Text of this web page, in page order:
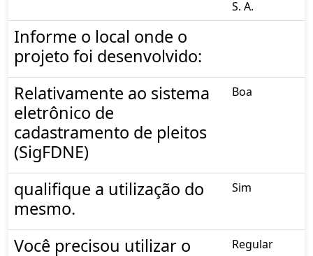
S. A.
Informe o local onde o
projeto foi desenvolvido:
Relativamente ao sistema
eletrônico de
cadastramento de pleitos
(SigFDNE)
Boa
qualifique a utilização do
mesmo.
Sim
Você precisou utilizar o
Regular